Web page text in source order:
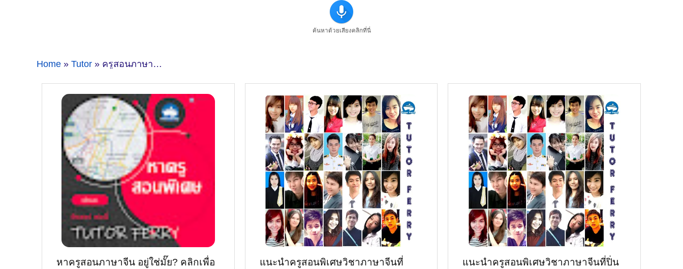
ค้นหาด้วยเสียงคลิกที่นี่
Home » Tutor » ครูสอนภาษาจีน
หาครูสอนภาษาจีน อยู่ใช่มั๊ย? คลิกเพื่อ
แนะนำครูสอนพิเศษวิชาภาษาจีนที่
แนะนำครูสอนพิเศษวิชาภาษาจีนที่ปิ่น